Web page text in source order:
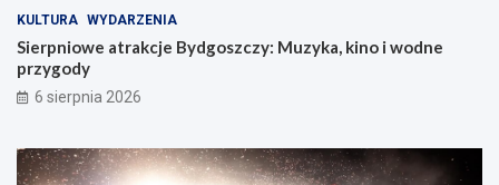
KULTURA WYDARZENIA
Sierpniowe atrakcje Bydgoszczy: Muzyka, kino i wodne
przygody
6 sierpnia 2026